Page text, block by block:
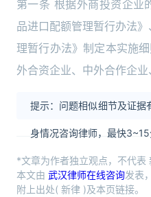
第一条 根据外商投资企业
品进口配额管理暂行办法
理暂行办法》制定本实施
外合资企业、中外合作企
提示：问题相似细节及证据
身情况咨询律师，最快3~15
*文章为作者独立观点，不代表
本文由 武汉律师在线咨询发表
附上出处( 新律 )及本页链接。